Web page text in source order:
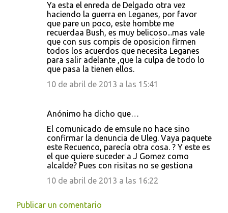
Ya esta el enreda de Delgado otra vez
haciendo la guerra en Leganes, por favor
que pare un poco, este hombte me
recuerdaa Bush, es muy belicoso...mas vale
que con sus compis de oposicion firmen
todos los acuerdos que necesita Leganes
para salir adelante ,que la culpa de todo lo
que pasa la tienen ellos.
10 de abril de 2013 a las 15:41
Anónimo ha dicho que…
El comunicado de emsule no hace sino
confirmar la denuncia de Uleg. Vaya paquete
este Recuenco, parecía otra cosa. ? Y este es
el que quiere suceder a J Gomez como
alcalde? Pues con risitas no se gestiona
10 de abril de 2013 a las 16:22
Publicar un comentario